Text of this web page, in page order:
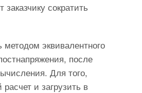
сократить
эквивалентного
после
Для того,
и загрузить в